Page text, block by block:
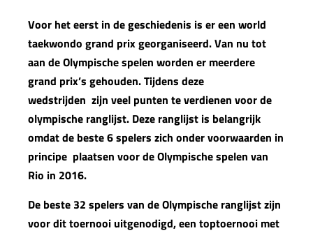
Voor het eerst in de geschiedenis is er een world
taekwondo grand prix georganiseerd. Van nu tot
aan de Olympische spelen worden er meerdere
grand prix’s gehouden. Tijdens deze
wedstrijden zijn veel punten te verdienen voor de
olympische ranglijst. Deze ranglijst is belangrijk
omdat de beste 6 spelers zich onder voorwaarden in
principe plaatsen voor de Olympische spelen van
Rio in 2016.
De beste 32 spelers van de Olympische ranglijst zijn
voor dit toernooi uitgenodigd, een toptoernooi met